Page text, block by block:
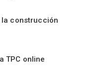
construcción
TPC online